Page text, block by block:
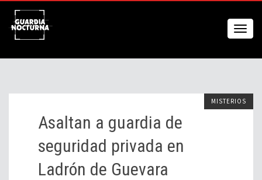
MISTERIOS
Asaltan a guardia de
seguridad privada en
Ladrón de Guevara